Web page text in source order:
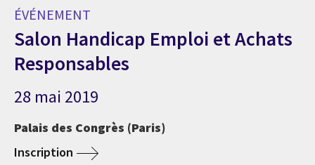
ÉVÉNEMENT
Salon Handicap Emploi et Achats
Responsables
28 mai 2019
Palais des Congrès (Paris)
Inscription